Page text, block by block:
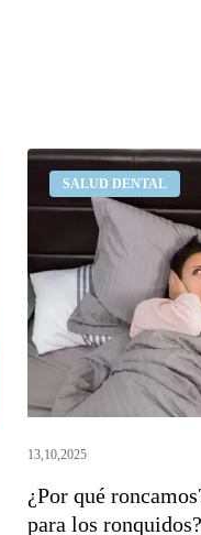
SALUD DENTAL
¿Por
qué
roncamos?
¿Hay
alguna
solución
para
ronquidos?
13,10,2025
¿Por qué
para los ronquidos?